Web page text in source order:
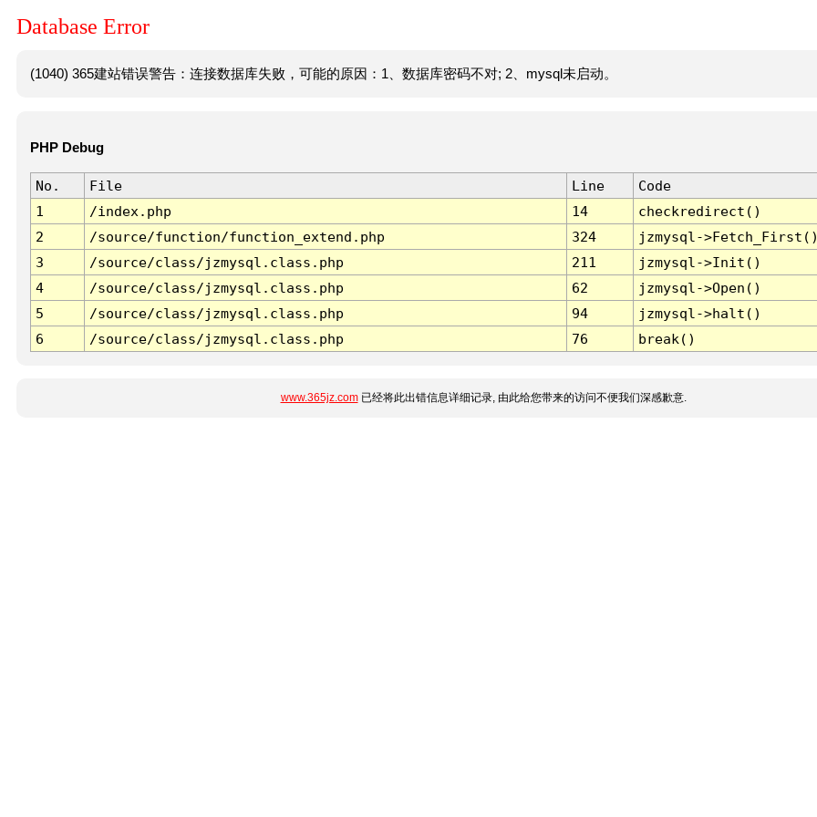
Database Error
(1040) 365建站错误警告：连接数据库失败，可能的原因：1、数据库密码不对; 2、mysql未启动。
PHP Debug
No. File Line
Code
1
/index.php 14
checkredirect()
2
/source/function/function_extend.php 324
jzmysql-
3
/source/class/jzmysql.class.php 211
jzmysql->Init()
4
/source/class/jzmysql.class.php 62
jzmysql->Open()
5
/source/class/jzmysql.class.php 94
jzmysql->halt()
6
/source/class/jzmysql.class.php 76 break()
www.365jz.com已经将此出错信息详细记录, 由此给您带来的访问不便我们深感歉意.